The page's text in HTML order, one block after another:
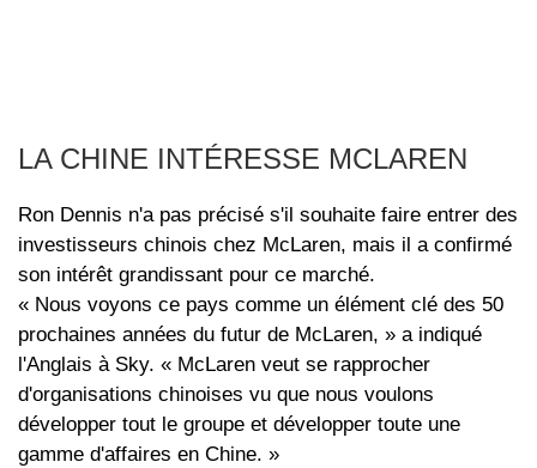
LA CHINE INTÉRESSE MCLAREN
Ron Dennis n'a pas précisé s'il souhaite faire entrer des
investisseurs chinois chez McLaren, mais il a confirmé
son intérêt grandissant pour ce marché.
« Nous voyons ce pays comme un élément clé des 50
prochaines années du futur de McLaren, » a indiqué
l'Anglais à Sky. « McLaren veut se rapprocher
d'organisations chinoises vu que nous voulons
développer tout le groupe et développer toute une
gamme d'affaires en Chine. »